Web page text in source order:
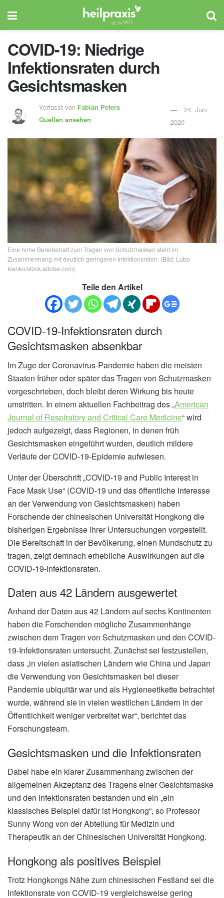
COVID-19: Niedrige
Infektionsraten durch
Gesichtsmasken
Verfasst von Fabian Peters
Quellen ansehen
24. Juni
2020
Eine hohe Bereitschaft zum Tragen von Schutzmasken steht im
Zusammenhang mit deutlich geringeren Infektionsraten. (Bild: Lubo
Ivanko/stock.adobe.com)
Teile den Artikel
COVID-19-Infektionsraten durch
Gesichtsmasken absenkbar
Im Zuge der Coronavirus-Pandemie haben die meisten
Staaten früher oder später das Tragen von Schutzmasken
vorgeschrieben, doch bleibt deren Wirkung bis heute
umstritten. In einem aktuellen Fachbeitrag des „American
Journal of Respiratory and Critical Care Medicine“ wird
jedoch aufgezeigt, dass Regionen, in denen früh
Gesichtsmasken eingeführt wurden, deutlich mildere
Verläufe der COVID-19-Epidemie aufwiesen.
Unter der Überschrift „COVID-19 and Public Interest in
Face Mask Use“ (COVID-19 und das öffentliche Interesse
an der Verwendung von Gesichtsmasken) haben
Forschende der chinesischen Universität Hongkong die
bisherigen Ergebnisse ihrer Untersuchungen vorgestellt.
Die Bereitschaft in der Bevölkerung, einen Mundschutz zu
tragen, zeigt demnach erhebliche Auswirkungen auf die
COVID-19-Infektionsraten.
Daten aus 42 Ländern ausgewertet
Anhand der Daten aus 42 Ländern auf sechs Kontinenten
haben die Forschenden mögliche Zusammenhänge
zwischen dem Tragen von Schutzmasken und den COVID-
19-Infektionsraten untersucht. Zunächst sei festzustellen,
dass „in vielen asiatischen Ländern wie China und Japan
die Verwendung von Gesichtsmasken bei dieser
Pandemie ubiquitär war und als Hygieneetikette betrachtet
wurde, während sie in vielen westlichen Ländern in der
Öffentlichkeit weniger verbreitet war“, berichtet das
Forschungsteam.
Gesichtsmasken und die Infektionsraten
Dabei habe ein klarer Zusammenhang zwischen der
allgemeinen Akzeptanz des Tragens einer Gesichtsmaske
und den Infektionsraten bestanden und ein „ein
klassisches Beispiel dafür ist Hongkong“, so Professor
Sunny Wong von der Abteilung für Medizin und
Therapeutik an der Chinesischen Universität Hongkong.
Hongkong als positives Beispiel
Trotz Hongkongs Nähe zum chinesischen Festland sei die
Infektionsrate von COVID-19 vergleichsweise gering